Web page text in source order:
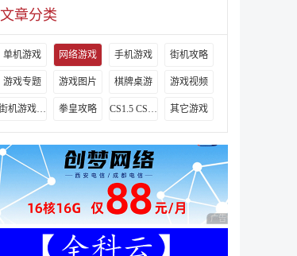
文章分类
单机游戏 网络游戏 手机游戏 街机攻略
游戏专题 游戏图片 棋牌桌游 游戏视频
街机游戏出招表 拳皇攻略 CS1.5 CS1.6攻略 其它游戏
广告 商业广告，理性